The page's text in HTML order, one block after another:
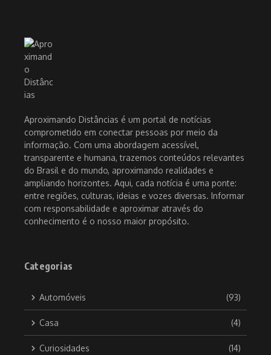
Aproximando Distâncias é um portal de notícias
comprometido em conectar pessoas por meio da
informação. Com uma abordagem acessível,
transparente e humana, trazemos conteúdos relevantes
do Brasil e do mundo, aproximando realidades e
ampliando horizontes. Aqui, cada notícia é uma ponte:
entre regiões, culturas, ideias e vozes diversas. Informar
com responsabilidade e aproximar através do
conhecimento é o nosso maior propósito.
Categorias
Automóveis (93)
Casa (4)
Curiosidades (14)